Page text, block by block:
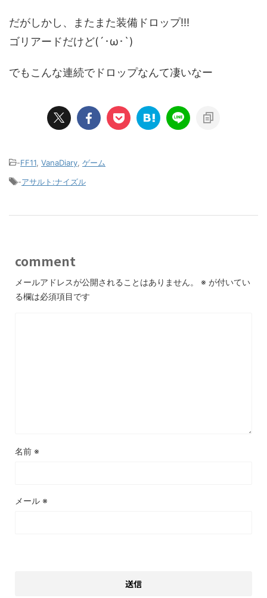
だがしかし、またまた装備ドロップ!!!
ゴリアードだけど(´･ω･`)
でもこんな連続でドロップなんて凄いなー
-FF11, VanaDiary, ゲーム
-アサルト:ナイズル
comment
メールアドレスが公開されることはありません。 ※ が付いてい
る欄は必須項目です
名前 ※
メール ※